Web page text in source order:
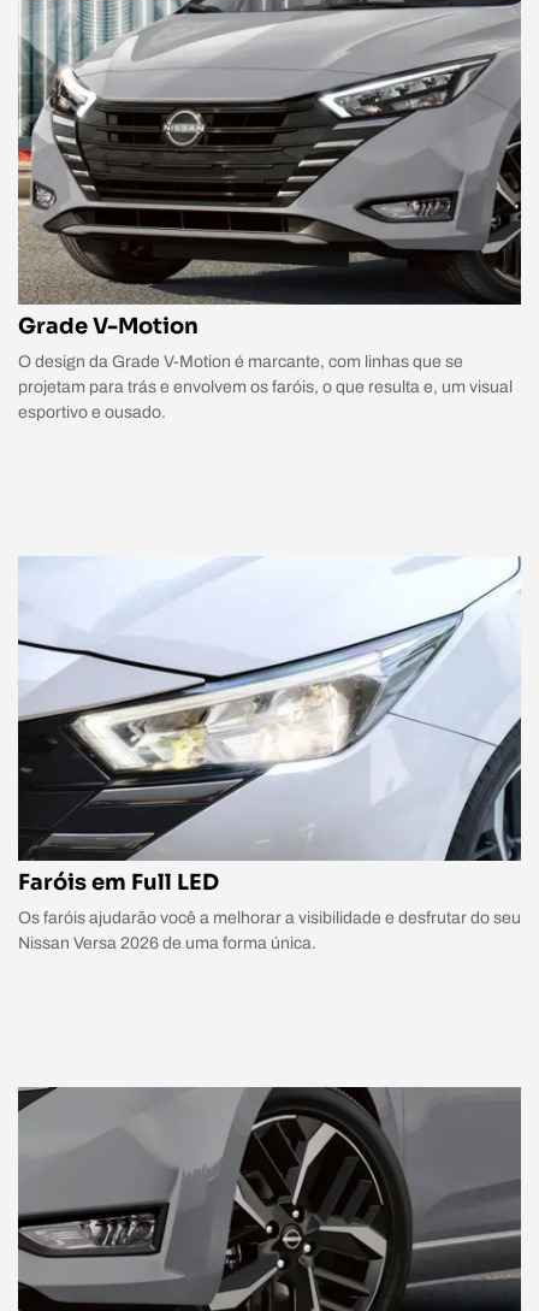
Grade V-Motion
O design da Grade V-Motion é marcante, com linhas que se
projetam para trás e envolvem os faróis, o que resulta e, um visual
esportivo e ousado.
Faróis em Full LED
Os faróis ajudarão você a melhorar a visibilidade e desfrutar do seu
Nissan Versa 2026 de uma forma única.